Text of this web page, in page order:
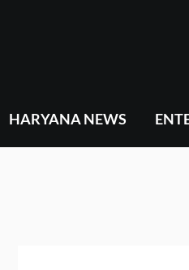
HARYANA NEWS